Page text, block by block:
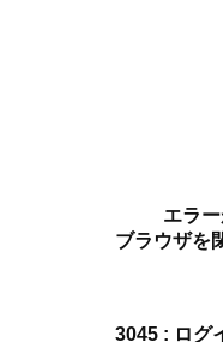
エラー
ブラウザを
3045 : ログ